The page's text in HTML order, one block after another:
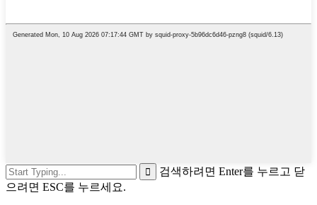
검색하려면 Enter를 누르고 닫
으려면 ESC를 누르세요.